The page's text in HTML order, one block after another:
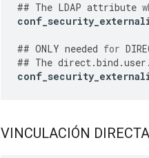
## The LDAP attribute
## ONLY needed for
## The direct.bind .user .
VINCULACIÓN